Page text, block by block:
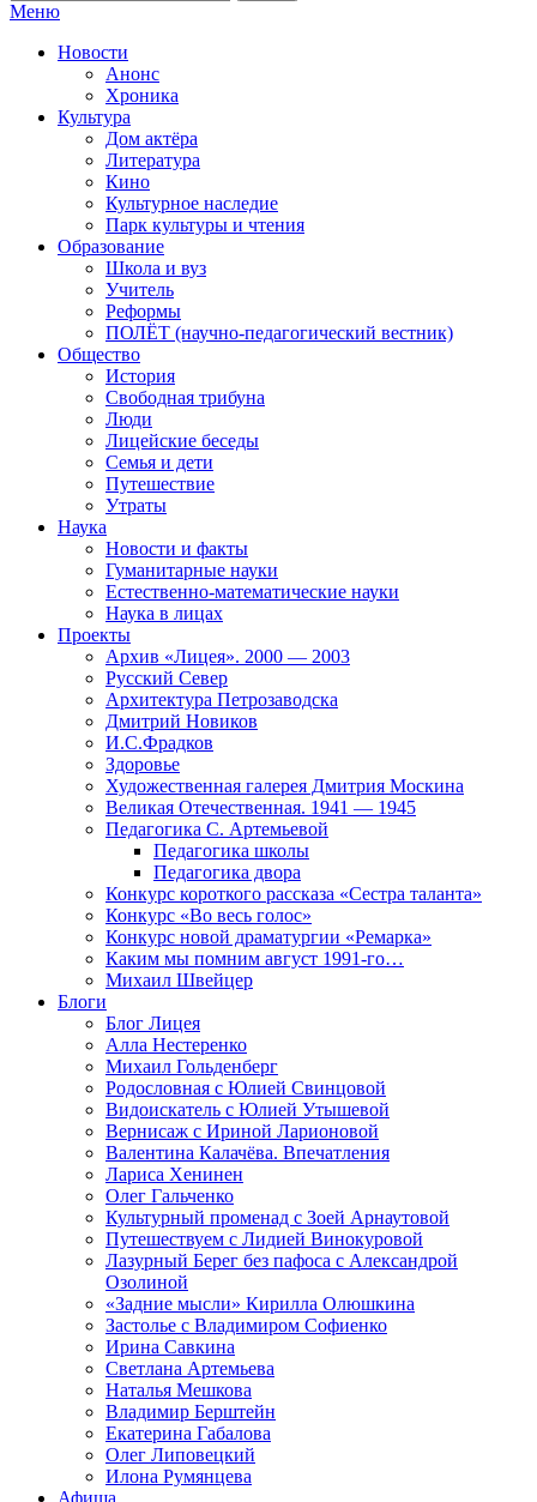
Меню
Новости
Анонс
Хроника
Культура
Дом актёра
Литература
Кино
Культурное наследие
Парк культуры и чтения
Образование
Школа и вуз
Учитель
Реформы
ПОЛЁТ (научно-педагогический вестник)
Общество
История
Свободная трибуна
Люди
Лицейские беседы
Семья и дети
Путешествие
Утраты
Наука
Новости и факты
Гуманитарные науки
Естественно-математические науки
Наука в лицах
Проекты
Архив «Лицея». 2000 — 2003
Русский Север
Архитектура Петрозаводска
Дмитрий Новиков
И.С.Фрадков
Здоровье
Художественная галерея Дмитрия Москина
Великая Отечественная. 1941 — 1945
Педагогика С. Артемьевой
Педагогика школы
Педагогика двора
Конкурс короткого рассказа «Сестра таланта»
Конкурс «Во весь голос»
Конкурс новой драматургии «Ремарка»
Каким мы помним август 1991-го…
Михаил Швейцер
Блоги
Блог Лицея
Алла Нестеренко
Михаил Гольденберг
Родословная с Юлией Свинцовой
Видоискатель с Юлией Утышевой
Вернисаж с Ириной Ларионовой
Валентина Калачёва. Впечатления
Лариса Хенинен
Олег Гальченко
Культурный променад с Зоей Арнаутовой
Путешествуем с Лидией Винокуровой
Лазурный Берег без пафоса с Александрой
Озолиной
«Задние мысли» Кирилла Олюшкина
Застолье с Владимиром Софиенко
Ирина Савкина
Светлана Артемьева
Наталья Мешкова
Владимир Берштейн
Екатерина Габалова
Олег Липовецкий
Илона Румянцева